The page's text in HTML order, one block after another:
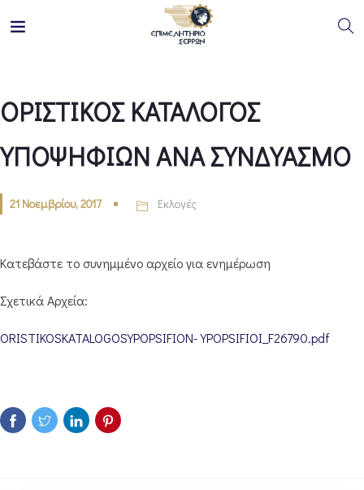
ΟΡΙΣΤΙΚΟΣ ΚΑΤΑΛΟΓΟΣ
ΥΠΟΨΗΦΙΩΝ ΑΝΑ ΣΥΝΔΥΑΣΜΟ
21 Νοεμβρίου, 2017 Εκλογές
Κατεβάστε το συνημμένο αρχείο για ενημέρωση
Σχετικά Αρχεία:
ORISTIKOSKATALOGOSYPOPSIFION-YPOPSIFIOI_F26790.pdf